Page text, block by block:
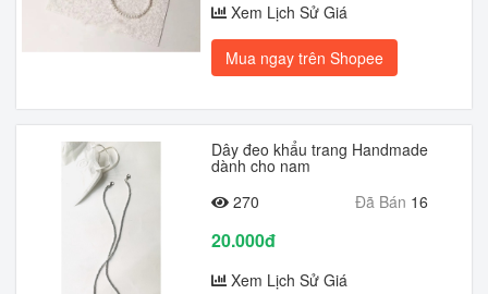
Xem Lịch Sử Giá
Mua ngay trên Shopee
Dây đeo khẩu trang Handmade
dành cho nam
270
Đã Bán 16
20.000đ
Xem Lịch Sử Giá